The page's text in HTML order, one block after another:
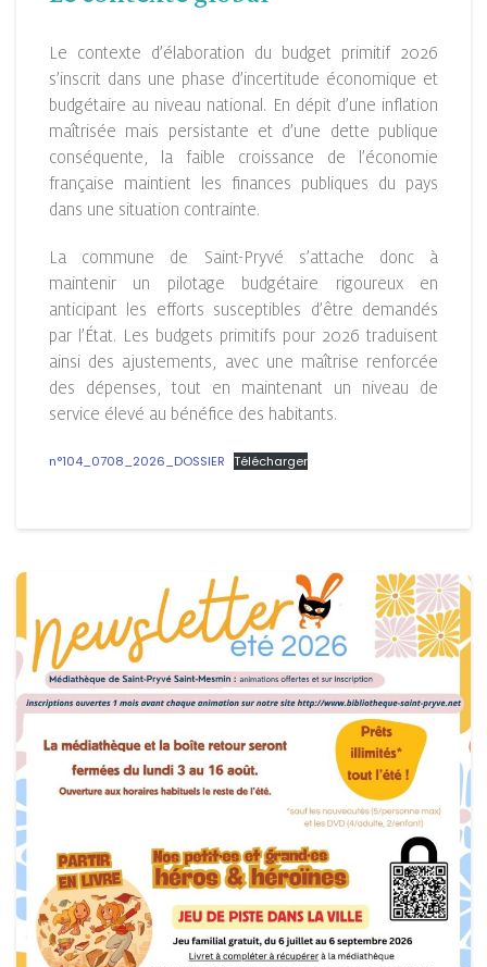
Le contexte d’élaboration du budget primitif 2026
s’inscrit dans une phase d’incertitude économique et
budgétaire au niveau national. En dépit d’une inflation
maîtrisée mais persistante et d’une dette publique
conséquente, la faible croissance de l’économie
française maintient les finances publiques du pays
dans une situation contrainte.
La commune de Saint-Pryvé s’attache donc à
maintenir un pilotage budgétaire rigoureux en
anticipant les efforts susceptibles d’être demandés
par l’État. Les budgets primitifs pour 2026 traduisent
ainsi des ajustements, avec une maîtrise renforcée
des dépenses, tout en maintenant un niveau de
service élevé au bénéfice des habitants.
n°104_0708_2026_DOSSIER Télécharger